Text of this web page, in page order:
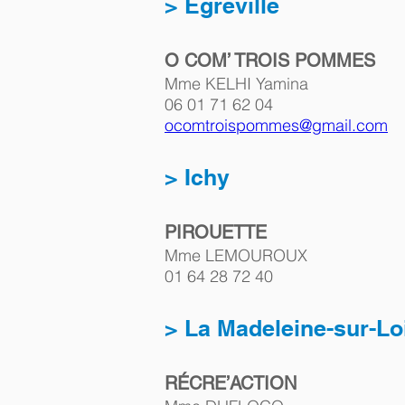
> Égreville
O COM’ TROIS POMMES
Mme KELHI Yamina
06 01 71 62 04
ocomtroispommes@gmail.com
> Ichy
PIROUETTE
Mme LEMOUROUX
01 64 28 72 40
> La Madeleine-sur-
RÉCRE’ACTION